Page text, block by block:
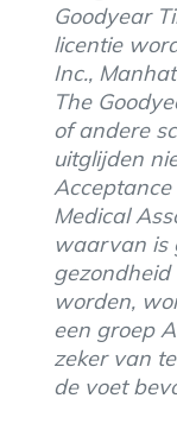
Goodyear
licentie
Inc.,
The
of andere
uitglijden
Medical
waarvan is
worden,
een groep
zeker van
de voet